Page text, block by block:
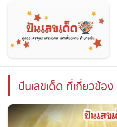
ปันเลขเด็ด ที่เกี่ยวข้อง